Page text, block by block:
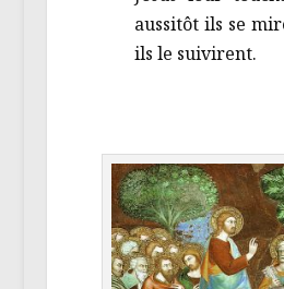
aussitôt ils se
ils le suivirent.